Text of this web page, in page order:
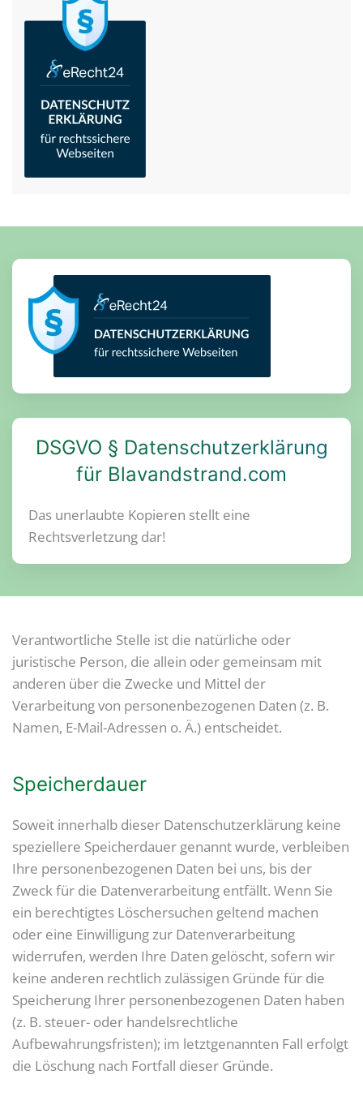
DSGVO § Datenschutzerklärung
für Blavandstrand.com
Das unerlaubte Kopieren stellt eine
Rechtsverletzung dar!
Verantwortliche Stelle ist die natürliche oder
juristische Person, die allein oder gemeinsam mit
anderen über die Zwecke und Mittel der
Verarbeitung von personenbezogenen Daten (z. B.
Namen, E-Mail-Adressen o. Ä.) entscheidet.
Speicherdauer
Soweit innerhalb dieser Datenschutzerklärung keine
speziellere Speicherdauer genannt wurde, verbleiben
Ihre personenbezogenen Daten bei uns, bis der
Zweck für die Datenverarbeitung entfällt. Wenn Sie
ein berechtigtes Löschersuchen geltend machen
oder eine Einwilligung zur Datenverarbeitung
widerrufen, werden Ihre Daten gelöscht, sofern wir
keine anderen rechtlich zulässigen Gründe für die
Speicherung Ihrer personenbezogenen Daten haben
(z. B. steuer- oder handelsrechtliche
Aufbewahrungsfristen); im letztgenannten Fall erfolgt
die Löschung nach Fortfall dieser Gründe.